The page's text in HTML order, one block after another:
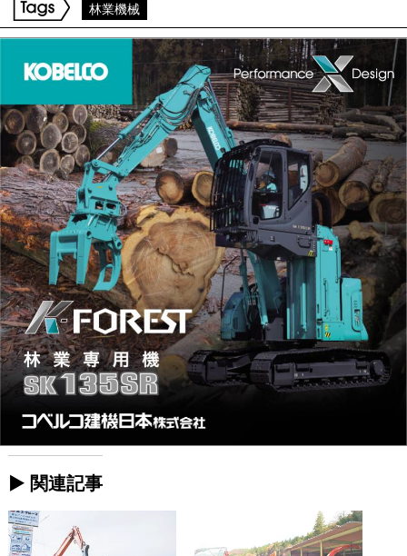
林業機械
► 関連記事